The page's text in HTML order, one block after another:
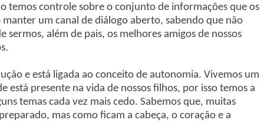
temos controle sobre o conjunto de informações que os
manter um canal de diálogo aberto, sabendo que não
sermos, além de pais, os melhores amigos de nossos
e está ligada ao conceito de autonomia. Vivemos um
está presente na vida de nossos filhos, por isso temos a
temas cada vez mais cedo. Sabemos que, muitas
mas como ficam a cabeça, o coração e a